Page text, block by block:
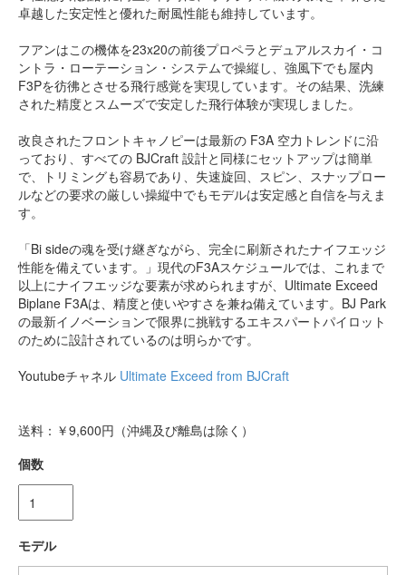
卓越した安定性と優れた耐風性能も維持しています。
フアンはこの機体を23x20の前後プロペラとデュアルスカイ・コ
ントラ・ローテーション・システムで操縦し、強風下でも屋内
F3Pを彷彿とさせる飛行感覚を実現しています。その結果、洗練
された精度とスムーズで安定した飛行体験が実現しました。
改良されたフロントキャノピーは最新の F3A 空力トレンドに沿
っており、すべての BJCraft 設計と同様にセットアップは簡単
で、トリミングも容易であり、失速旋回、スピン、スナップロー
ルなどの要求の厳しい操縦中でもモデルは安定感と自信を与えま
す。
「Bi sideの魂を受け継ぎながら、完全に刷新されたナイフエッジ
性能を備えています。」現代のF3Aスケジュールでは、これまで
以上にナイフエッジな要素が求められますが、Ultimate Exceed
Biplane F3Aは、精度と使いやすさを兼ね備えています。BJ Park
の最新イノベーションで限界に挑戦するエキスパートパイロット
のために設計されているのは明らかです。
Youtubeチャネル Ultimate Exceed from BJCraft
送料：￥9,600円（沖縄及び離島は除く）
個数
モデル